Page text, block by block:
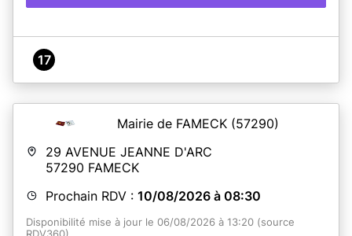
17
Mairie de FAMECK (57290)
29 AVENUE JEANNE D'ARC
57290 FAMECK
Prochain RDV : 10/08/2026 à 08:30
Disponibilité mise à jour le 06/08/2026 à 13:20 (source
RDV360)